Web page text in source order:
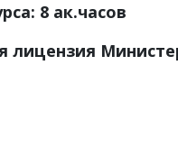
8 ак.часов
лицензия